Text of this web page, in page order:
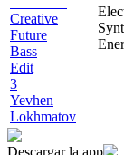
Creative
Future
Bass
Edit
3
Yevhen
Lokhmatov
Descargar la app